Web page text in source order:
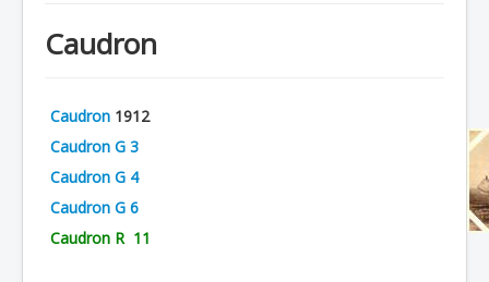
Chronologie
Organisation
Avions
Personnels
Formation
Caudron
Caudron 1912
Caudron G 3
Caudron G 4
Caudron G 6
Caudron R 11